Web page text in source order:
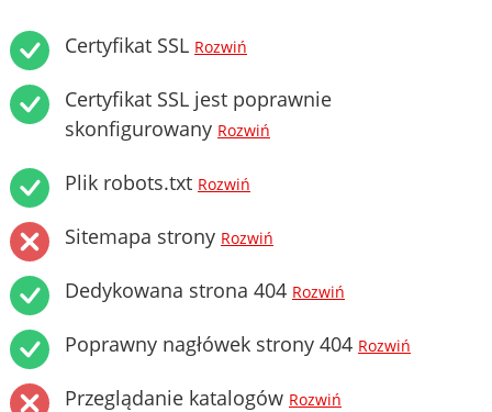
Certyfikat SSL Rozwiń
Certyfikat SSL jest poprawnie
skonfigurowany Rozwiń
Plik robots.txt Rozwiń
Sitemapa strony Rozwiń
Dedykowana strona 404 Rozwiń
Poprawny nagłówek strony 404 Rozwiń
Przeglądanie katalogów Rozwiń